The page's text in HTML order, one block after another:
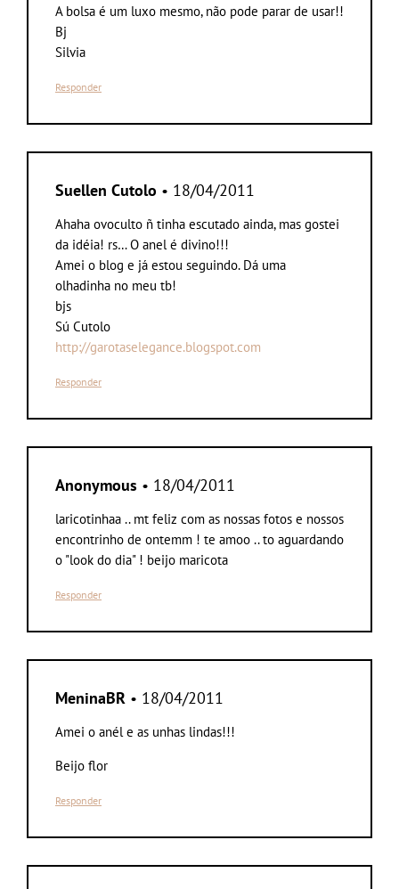
A bolsa é um luxo mesmo, não pode parar de usar!!
Bj
Silvia
Responder
Suellen Cutolo • 18/04/2011
Ahaha ovoculto ñ tinha escutado ainda, mas gostei
da idéia! rs… O anel é divino!!!
Amei o blog e já estou seguindo. Dá uma
olhadinha no meu tb!
bjs
Sú Cutolo
http://garotaselegance.blogspot.com
Responder
Anonymous • 18/04/2011
laricotinhaa .. mt feliz com as nossas fotos e nossos
encontrinho de ontemm ! te amoo .. to aguardando
o "look do dia" ! beijo maricota
Responder
MeninaBR • 18/04/2011
Amei o anél e as unhas lindas!!!
Beijo flor
Responder